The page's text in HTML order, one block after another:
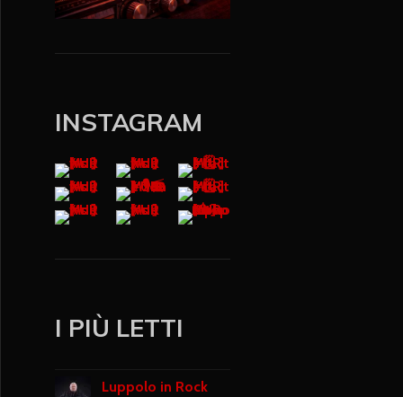
INSTAGRAM
I PIÙ LETTI
Luppolo in Rock